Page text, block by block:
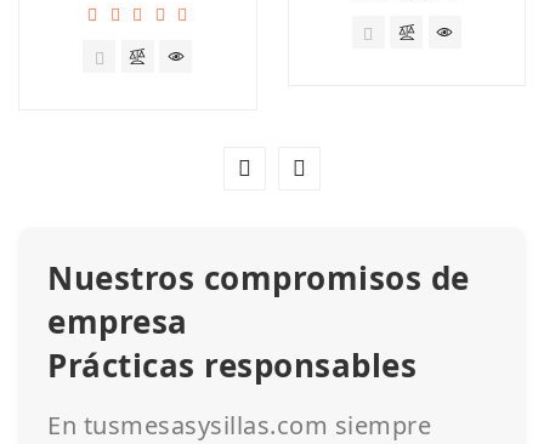
Nuestros compromisos de
empresa
Prácticas responsables
En tusmesasysillas.com siempre